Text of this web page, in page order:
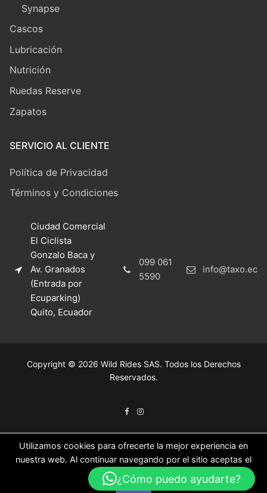
Synapse
Cascos
Lubricación
Nutrición
Ruedas Reserve
Zapatos
SERVICIO AL CLIENTE
Política de Privacidad
Términos y Condiciones
Ciudad Comercial
El Ciclista
Gonzalo Baca y
Av. Granados
(Entrada por
Ecuparking)
Quito, Ecuador
099 061
5590
info@taxo.ec
Copyright © 2026 Wild Rides SAS. Todos los Derechos
Reservados.
Utilizamos cookies para ofrecerte la mejor experiencia en
nuestra web. Al continuar navegando por el sitio aceptas el
uso de las mismas.
¿Cómo puedo ayudarte?